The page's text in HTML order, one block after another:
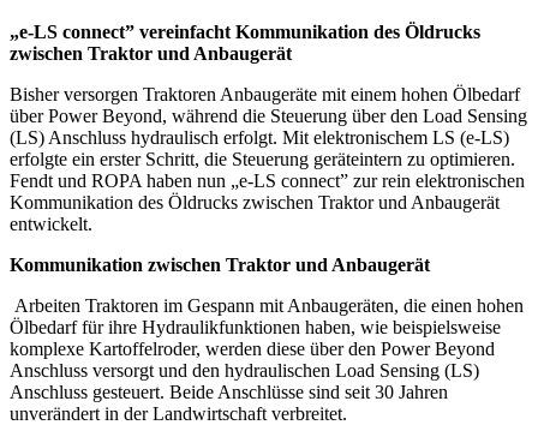
„e-LS connect” vereinfacht Kommunikation des Öldrucks
zwischen Traktor und Anbaugerät
Bisher versorgen Traktoren Anbaugeräte mit einem hohen Ölbedarf
über Power Beyond, während die Steuerung über den Load Sensing
(LS) Anschluss hydraulisch erfolgt. Mit elektronischem LS (e-LS)
erfolgte ein erster Schritt, die Steuerung geräteintern zu optimieren.
Fendt und ROPA haben nun „e-LS connect” zur rein elektronischen
Kommunikation des Öldrucks zwischen Traktor und Anbaugerät
entwickelt.
Kommunikation zwischen Traktor und Anbaugerät
Arbeiten Traktoren im Gespann mit Anbaugeräten, die einen hohen
Ölbedarf für ihre Hydraulikfunktionen haben, wie beispielsweise
komplexe Kartoffelroder, werden diese über den Power Beyond
Anschluss versorgt und den hydraulischen Load Sensing (LS)
Anschluss gesteuert. Beide Anschlüsse sind seit 30 Jahren
unverändert in der Landwirtschaft verbreitet.